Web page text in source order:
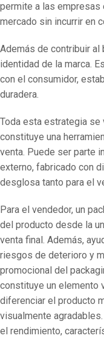
permite a las empresas
mercado sin incurrir en
Además de contribuir al
identidad de la marca.
con el consumidor,
duradera.
Toda esta estrategia se
constituye una
venta. Puede ser parte
externo, fabricado con
desglosa tanto para el
Para el vendedor, un
del producto desde la
venta final. Además,
riesgos de deterioro y
promocional del
constituye un elemento
diferenciar el producto
visualmente
el rendimiento,